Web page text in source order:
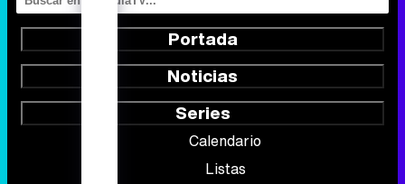
Portada
Noticias
Series
Calendario
Listas